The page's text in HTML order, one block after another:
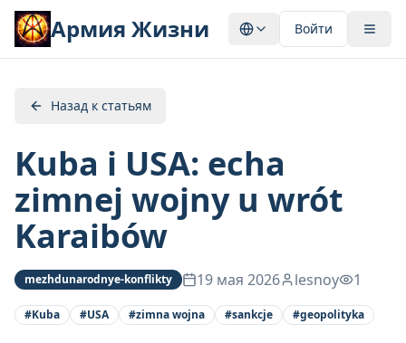
Армия Жизни Войти
Назад к статьям
Kuba i USA: echa
zimnej wojny u wrót
Karaibów
mezhdunarodnye-konflikty 19 мая 2026 lesnoy 1
#Kuba #USA #zimna wojna #sankcje #geopolityka